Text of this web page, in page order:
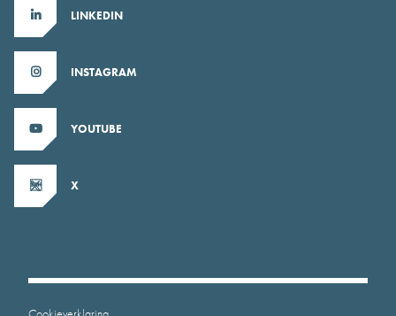
LINKEDIN
INSTAGRAM
YOUTUBE
X